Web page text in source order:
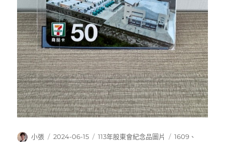
作
小張
發
2024-06-15
分
113年股東會紀念品圖片
標
1609 、